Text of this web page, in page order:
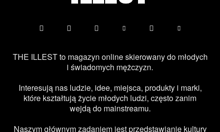
THE ILLEST to magazyn online skierowany do młodych
i świadomych mężczyzn.
Interesują nas ludzie, idee, miejsca, produkty i marki,
które kształtują życie młodych ludzi, często zanim
wejdą do mainstreamu.
Naszym głównym zadaniem jest przedstawianie kultury